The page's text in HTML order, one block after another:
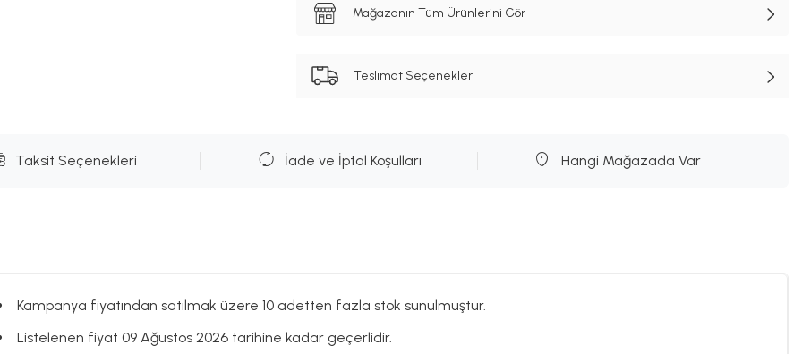
Mağazanın Tüm Ürünlerini Gör
Teslimat Seçenekleri
Taksit Seçenekleri İade ve İptal Koşulları Hangi Mağazada Var
Kampanya fiyatından satılmak üzere 10 adetten fazla stok sunulmuştur.
Listelenen fiyat 09 Ağustos 2026 tarihine kadar geçerlidir.